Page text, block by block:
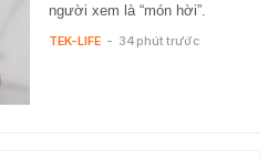
người xem là “món hời”.
TEK-LIFE - 34 phút trước